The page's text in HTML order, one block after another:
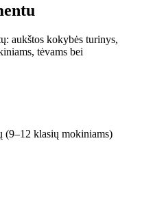
aukštos kokybės turinys,
tėvams bei
(9–12 klasių mokiniams)